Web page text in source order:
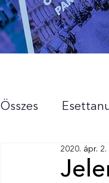
Összes
Sajtóközlemény
2020. ápr. 2.